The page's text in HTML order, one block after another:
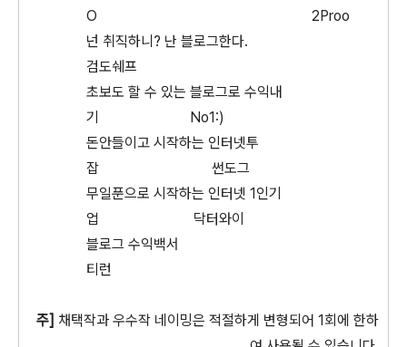
O 2Proo
넌 취직하니? 난 블로그한다.
검도쉐프
초보도 할 수 있는 블로그로 수익내
기 No1:)
돈안들이고 시작하는 인터넷투
잡 썬도그
무일푼으로 시작하는 인터넷 1인기
업 닥터와이
블로그 수익백서
티런
주] 채택작과 우수작 네이밍은 적절하게 변형되어 1회에 한하